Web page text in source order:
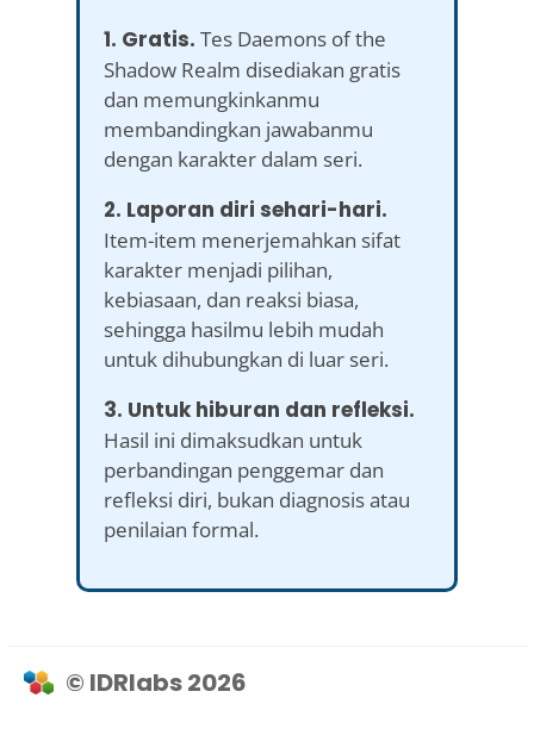
1. Gratis. Tes Daemons of the
Shadow Realm disediakan gratis
dan memungkinkanmu
membandingkan jawabanmu
dengan karakter dalam seri.
2. Laporan diri sehari-hari.
Item-item menerjemahkan sifat
karakter menjadi pilihan,
kebiasaan, dan reaksi biasa,
sehingga hasilmu lebih mudah
untuk dihubungkan di luar seri.
3. Untuk hiburan dan refleksi.
Hasil ini dimaksudkan untuk
perbandingan penggemar dan
refleksi diri, bukan diagnosis atau
penilaian formal.
© IDRlabs 2026